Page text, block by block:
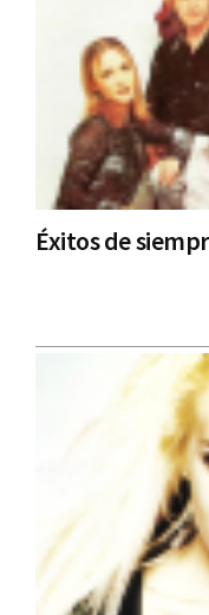
Éxitos de